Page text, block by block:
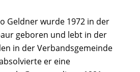
Geldner wurde 1972 in der
geboren und lebt in der
in der Verbandsgemeinde
er eine